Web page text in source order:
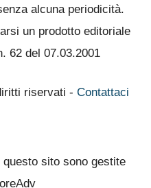
alcuna periodicità.
un prodotto editoriale
62 del 07.03.2001
riservati - Contattaci
sito sono gestite